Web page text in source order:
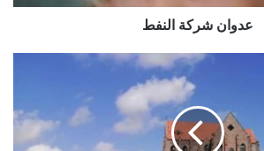
عدوان شركة النفط